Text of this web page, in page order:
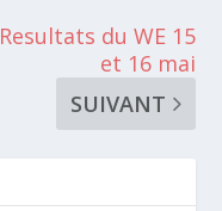
Resultats du WE 15
et 16 mai
SUIVANT